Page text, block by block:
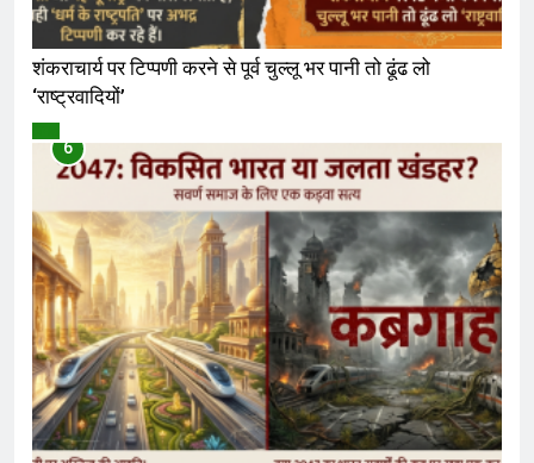
शंकराचार्य पर टिप्पणी करने से पूर्व चुल्लू भर पानी तो ढूंढ लो
‘राष्ट्रवादियों’
6